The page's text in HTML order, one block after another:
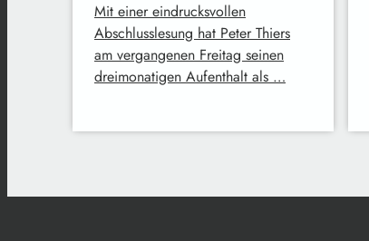
Mit einer eindrucksvollen
Abschlusslesung hat Peter Thiers
am vergangenen Freitag seinen
dreimonatigen Aufenthalt als …